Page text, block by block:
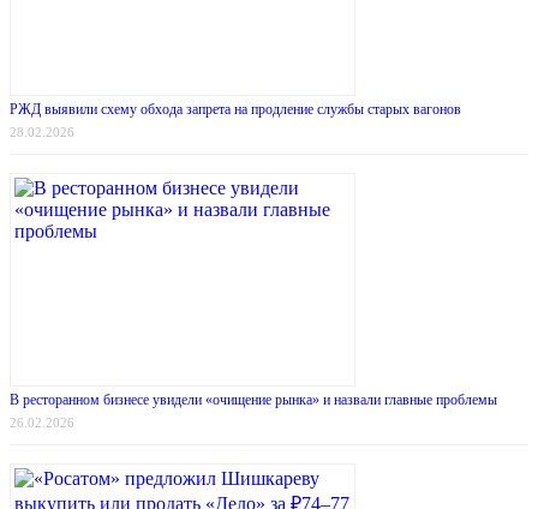
РЖД выявили схему обхода запрета на продление службы старых вагонов
28.02.2026
В ресторанном бизнесе увидели «очищение рынка» и назвали главные проблемы
26.02.2026